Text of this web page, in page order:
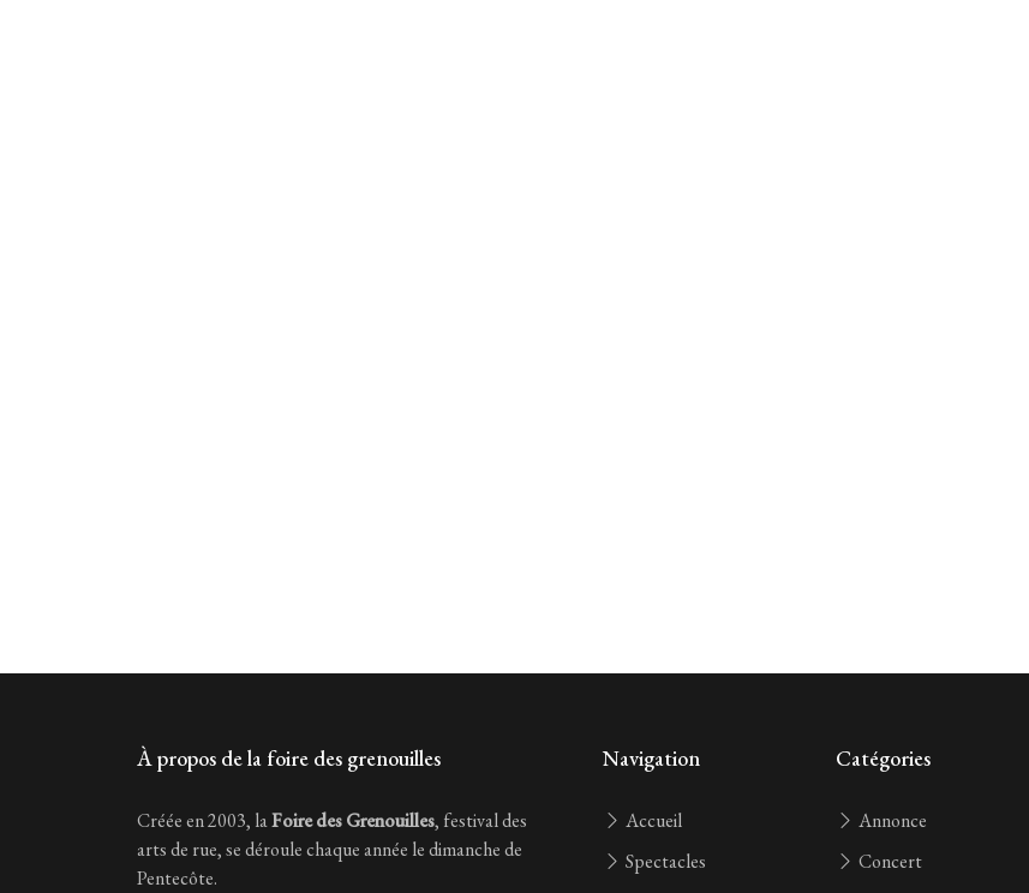
À propos de la foire des grenouilles
Créée en 2003, laFoire des Grenouilles, festival des
arts de rue, se déroule chaque année le dimanche de
Pentecôte.
Navigation
Accueil
Spectacles
Catégories
Annonce
Concert